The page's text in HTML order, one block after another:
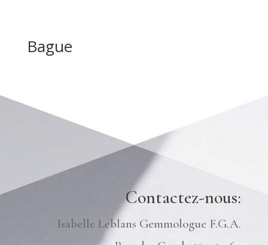
Bague
Contactez-nous:
Isabelle Leblans Gemmologue F.G.A.